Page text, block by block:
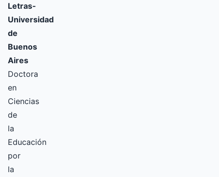
Letras-
Universidad
de
Buenos
Aires
Doctora
en
Ciencias
de
la
Educación
por
la